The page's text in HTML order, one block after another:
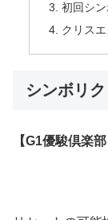
初回シ
クリス
シンボリ
【G1優駿倶楽